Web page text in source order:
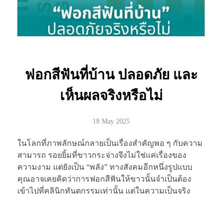
ฟอกสีฟันที่บ้าน ปลอดภัย และ
เห็นผลจริงหรือไม่
18 May 2025
ในโลกที่ภาพลักษณ์กลายเป็นเรื่องสำคัญพอ ๆ กับความ
สามารถ รอยยิ้มที่ขาวกระจ่างจึงไม่ใช่แค่เรื่องของ
ความงาม แต่ยังเป็น “พลัง” ทางสังคมอีกหนึ่งรูปแบบ
คุณอาจเคยคิดว่าการฟอกสีฟันให้ขาวนั้นจำเป็นต้อง
เข้าไปที่คลินิกทันตกรรมเท่านั้น แต่ในความเป็นจริง